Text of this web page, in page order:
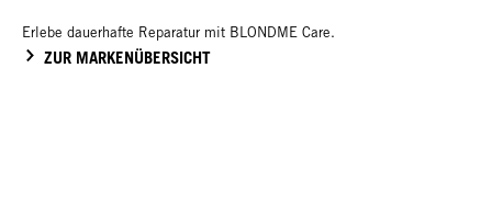
Erlebe dauerhafte Reparatur mit BLONDME Care.
ZUR MARKENÜBERSICHT